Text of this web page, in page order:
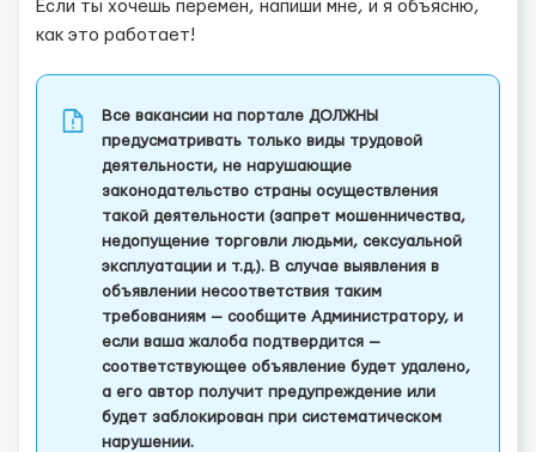
Если ты хочешь перемен, напиши мне, и я объясню,
как это работает!
Все вакансии на портале ДОЛЖНЫ
предусматривать только виды трудовой
деятельности, не нарушающие
законодательство страны осуществления
такой деятельности (запрет мошенничества,
недопущение торговли людьми, сексуальной
эксплуатации и т.д.). В случае выявления в
объявлении несоответствия таким
требованиям — сообщите Администратору, и
если ваша жалоба подтвердится —
соответствующее объявление будет удалено,
а его автор получит предупреждение или
будет заблокирован при систематическом
нарушении.